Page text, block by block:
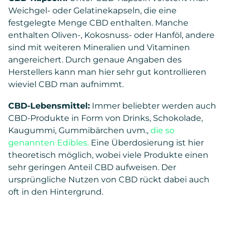
Weichgel- oder Gelatinekapseln, die eine
festgelegte Menge CBD enthalten. Manche
enthalten Oliven-, Kokosnuss- oder Hanföl, andere
sind mit weiteren Mineralien und Vitaminen
angereichert. Durch genaue Angaben des
Herstellers kann man hier sehr gut kontrollieren
wieviel CBD man aufnimmt.
CBD-Lebensmittel: Immer beliebter werden auch
CBD-Produkte in Form von Drinks, Schokolade,
Kaugummi, Gummibärchen uvm., die so
genannten Edibles. Eine Überdosierung ist hier
theoretisch möglich, wobei viele Produkte einen
sehr geringen Anteil CBD aufweisen. Der
ursprüngliche Nutzen von CBD rückt dabei auch
oft in den Hintergrund.